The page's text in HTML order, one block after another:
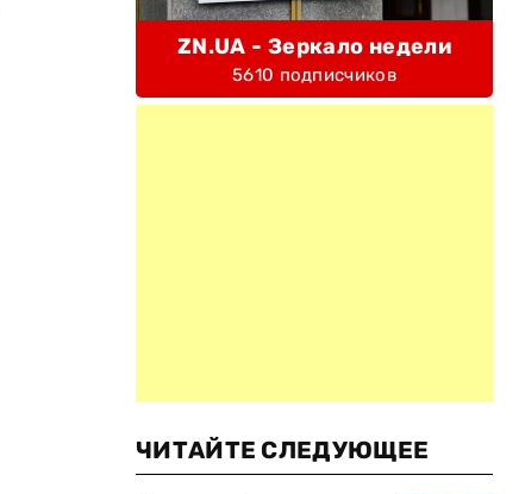
ZN.UA - Зеркало недели
5610 подписчиков
ЧИТАЙТЕ СЛЕДУЮЩЕЕ